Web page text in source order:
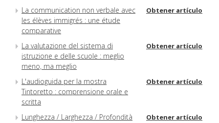
La communication non verbale avec
les élèves immigrés : une étude
comparative
Obtener artículo
La valutazione del sistema di
istruzione e delle scuole : meglio
meno, ma meglio
Obtener artículo
L'audioguida per la mostra
Tintoretto : comprensione orale e
scritta
Obtener artículo
Lunghezza / Larghezza / Profondità Obtener artículo